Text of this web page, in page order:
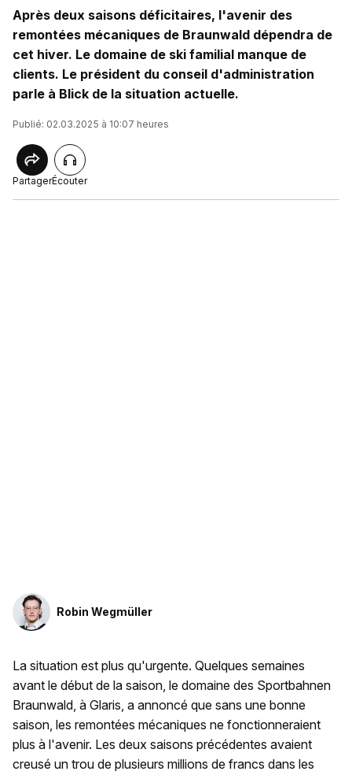
Après deux saisons déficitaires, l'avenir des
remontées mécaniques de Braunwald dépendra de
cet hiver. Le domaine de ski familial manque de
clients. Le président du conseil d'administration
parle à Blick de la situation actuelle.
Publié: 02.03.2025 à 10:07 heures
PartagerÉcouter
Robin Wegmüller
La situation est plus qu'urgente. Quelques semaines
avant le début de la saison, le domaine des Sportbahnen
Braunwald, à Glaris, a annoncé que sans une bonne
saison, les remontées mécaniques ne fonctionneraient
plus à l'avenir. Les deux saisons précédentes avaient
creusé un trou de plusieurs millions de francs dans les